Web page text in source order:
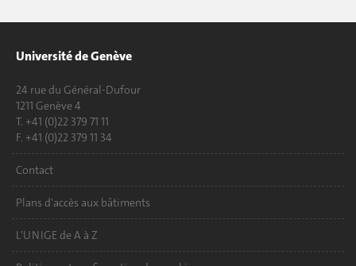
Université de Genève
24 rue du Général-Dufour
1211 Genève 4
T. +41 (0)22 379 71 11
F. +41 (0)22 379 11 34
Contact
Plans d'accès aux bâtiments
L'UNIGE de A à Z